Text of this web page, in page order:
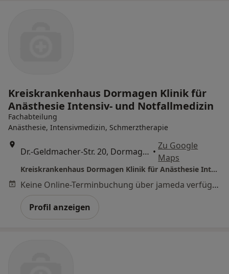
Kreiskrankenhaus Dormagen Klinik für
Anästhesie Intensiv- und Notfallmedizin
Fachabteilung
Anästhesie, Intensivmedizin, Schmerztherapie
Dr.-Geldmacher-Str. 20, Dormagen •
Zu Google
Maps
Kreiskrankenhaus Dormagen Klinik für Anästhesie Intensiv- und Notfallmedizin
Keine Online-Terminbuchung über jameda verfügbar
Profil anzeigen